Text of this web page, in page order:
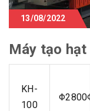
13/08/2022
Máy tạo hạt
KH-
100